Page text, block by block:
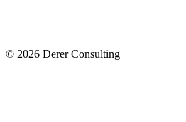
© 2026 Derer Consulting